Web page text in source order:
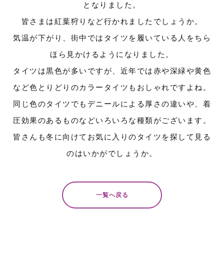
となりました。
皆さまは紅葉狩りなど行かれましたでしょうか。
気温が下がり、街中ではタイツを履いている人をちら
ほら見かけるようになりました。
タイツは黒色が多いですが、近年では赤や深緑や黄色
など色とりどりのカラータイツもおしゃれですよね。
同じ色のタイツでもデニールによる厚さの違いや、着
圧効果のあるものなどいろいろな種類がございます。
皆さんも冬に向けてお気に入りのタイツを探して見る
のはいかがでしょうか。
一覧へ戻る